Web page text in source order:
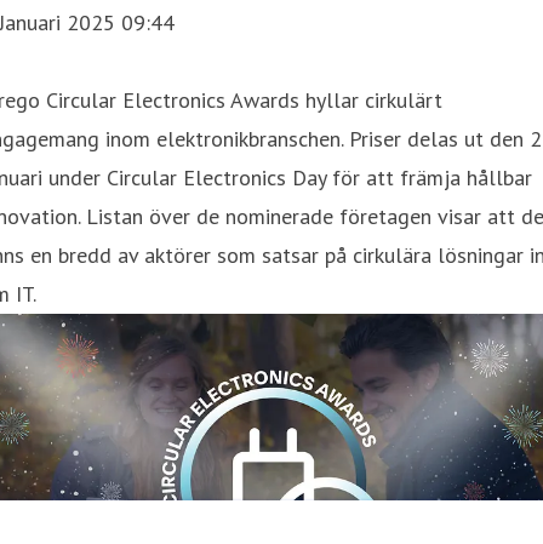
2025 09:44
Circular Electronics Awards hyllar cirkulärt
inom elektronikbranschen. Priser delas ut den
under Circular Electronics Day för att främja hållbar
Listan över de nominerade företagen visar att
en bredd av aktörer som satsar på cirkulära lösningar
IT.